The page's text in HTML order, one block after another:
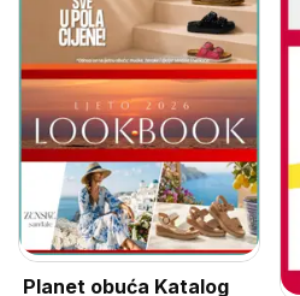
Planet obuća Katalog